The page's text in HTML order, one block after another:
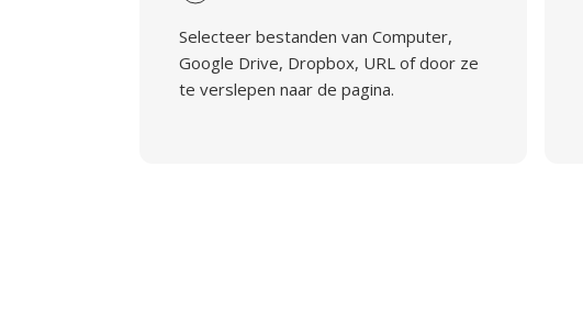
Selecteer bestanden van Computer,
Google Drive, Dropbox, URL of door ze
te verslepen naar de pagina.